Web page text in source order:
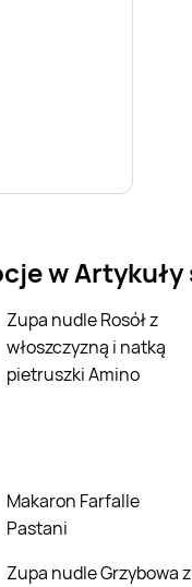
w
Zupa nudle Rosół z
włoszczyzną i natką
pietruszki Amino
Makaron Farfalle
Pastani
Zupa nudle Grzybowa z